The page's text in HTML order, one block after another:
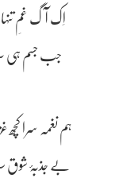
بے جذبۂ شوق